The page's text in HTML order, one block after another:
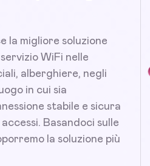
la migliore soluzione
WiFi nelle
alberghiere, negli
in cui sia
stabile e sicura
Basandoci sulle
la soluzione più